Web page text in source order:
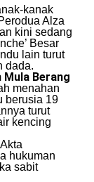
kanak
Alza
kini sedang
Besar
lain turut
dada.
Mula Berang
menahan
berusia 19
turut
kencing
hukuman
sabit